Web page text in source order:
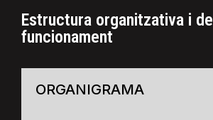
Estructura organitzativa i de
funcionament
ORGANIGRAMA